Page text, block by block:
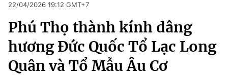
Chuyên mục
Chính trị
Xã hội
Pháp luật
Thể thao
Truyền hình
22/04/2026 19:12 GMT+7
Phú Thọ thành kính dâng
hương Đức Quốc Tổ Lạc Long
Quân và Tổ Mẫu Âu Cơ